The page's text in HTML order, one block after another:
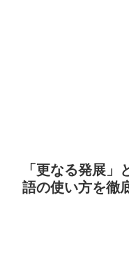
「更なる発展
語の使い方を徹